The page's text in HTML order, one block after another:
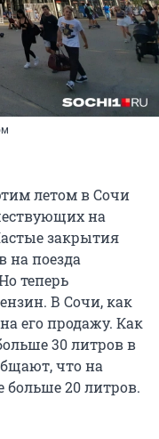
летом в Сочи
на
закрытия
на поезда
теперь
В Сочи, как
его продажу. Как
30 литров в
что на
20 литров.